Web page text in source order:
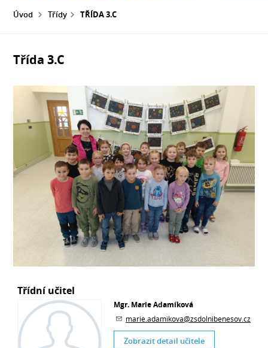
Úvod Třídy TŘÍDA 3.C
Třída 3.C
Třídní učitel
Mgr. Marie Adamíková
marie.adamikova@zsdolnibenesov.cz
Zobrazit detail učitele